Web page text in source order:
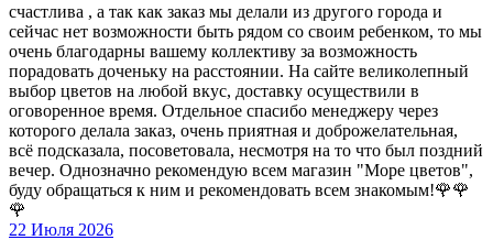
счастлива , а так как заказ мы делали из другого города и
сейчас нет возможности быть рядом со своим ребенком, то мы
очень благодарны вашему коллективу за возможность
порадовать доченьку на расстоянии. На сайте великолепный
выбор цветов на любой вкус, доставку осуществили в
оговоренное время. Отдельное спасибо менеджеру через
которого делала заказ, очень приятная и доброжелательная,
всё подсказала, посоветовала, несмотря на то что был поздний
вечер. Однозначно рекомендую всем магазин "Море цветов",
буду обращаться к ним и рекомендовать всем знакомым!🌹🌹
🌹
22 Июля 2026